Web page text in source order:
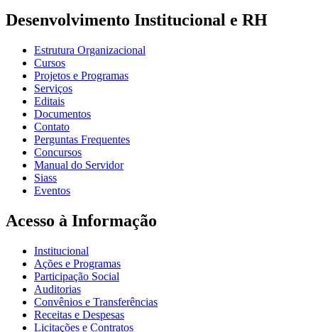
Desenvolvimento Institucional e RH
Estrutura Organizacional
Cursos
Projetos e Programas
Serviços
Editais
Documentos
Contato
Perguntas Frequentes
Concursos
Manual do Servidor
Siass
Eventos
Acesso à Informação
Institucional
Ações e Programas
Participação Social
Auditorias
Convênios e Transferências
Receitas e Despesas
Licitações e Contratos